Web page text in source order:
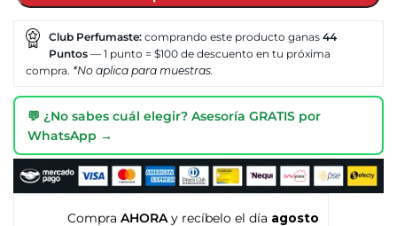
Club Perfumaste: comprando este producto ganas 44
Puntos — 1 punto = $100 de descuento en tu próxima
compra. *No aplica para muestras.
💬 ¿No sabes cuál elegir? Asesoría GRATIS por
WhatsApp →
Compra AHORA y recíbelo el día agosto